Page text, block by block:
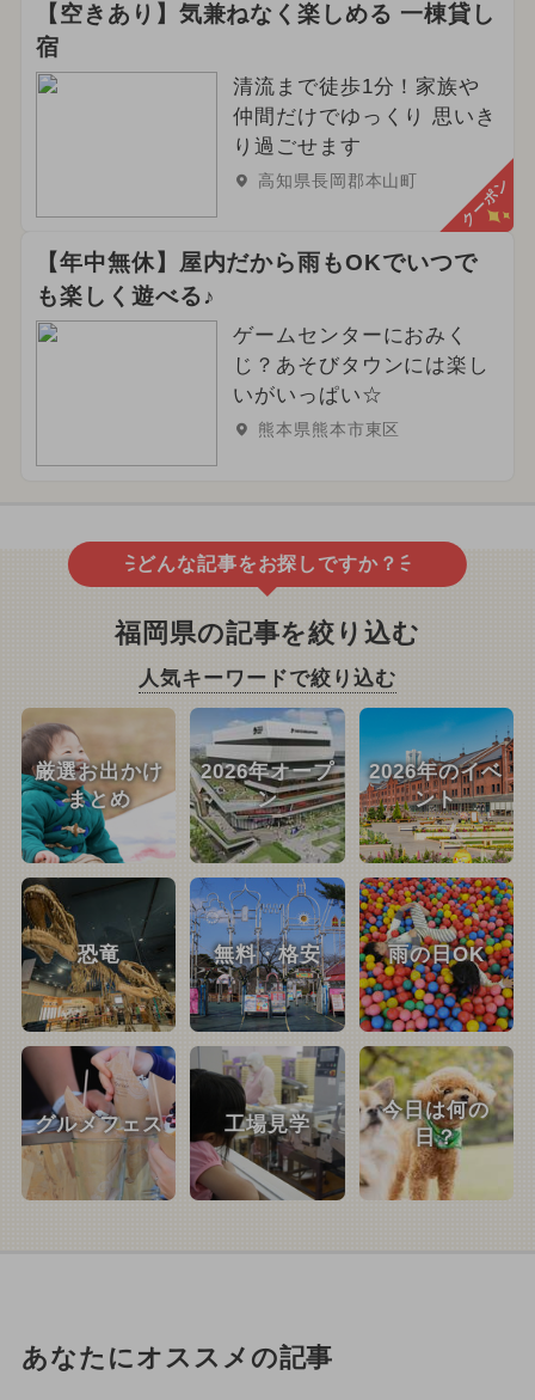
【空きあり】気兼ねなく楽しめる 一棟貸し
宿
清流まで徒歩1分！家族や
仲間だけでゆっくり 思いき
り過ごせます
高知県長岡郡本山町 クーポン
【年中無休】屋内だから雨もOKでいつで
も楽しく遊べる♪
ゲームセンターにおみく
じ？あそびタウンには楽し
いがいっぱい☆
熊本県熊本市東区
どんな記事をお探しですか？
福岡県の記事を絞り込む
人気キーワードで絞り込む
厳選お出かけ
まとめ
2026年オープ
ン
2026年のイベ
ント
恐竜 無料・格安 雨の日OK
グルメフェス 工場見学
今日は何の
日？
あなたにオススメの記事